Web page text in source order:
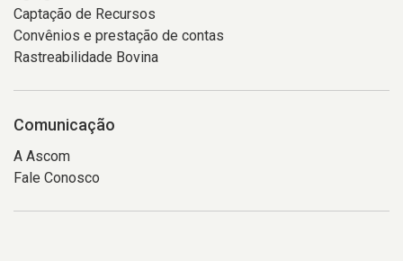
Captação de Recursos
Convênios e prestação de contas
Rastreabilidade Bovina
Comunicação
A Ascom
Fale Conosco